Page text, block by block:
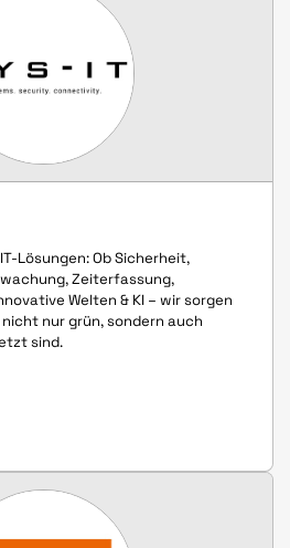
Lösungen: Ob Sicherheit,
Zeiterfassung,
Welten & KI – wir sorgen
nur grün, sondern auch
sind.